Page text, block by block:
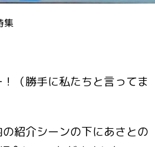
集
（勝手に私たちと言ってま
紹介シーンの下にあさとの